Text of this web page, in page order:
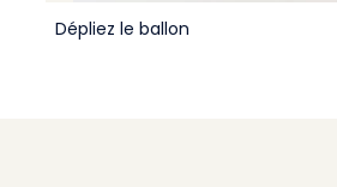
Dépliez le ballon